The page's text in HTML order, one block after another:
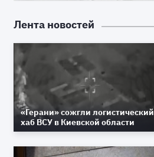
Лента новостей
«Герани» сожгли логистический
хаб ВСУ в Киевской области